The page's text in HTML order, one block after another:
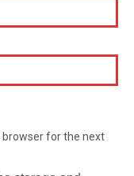
browser for the next